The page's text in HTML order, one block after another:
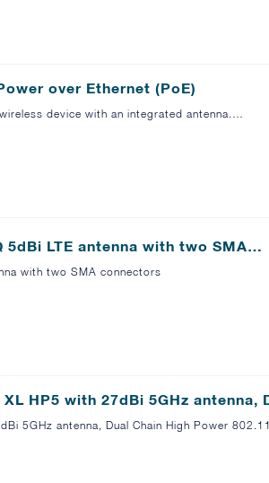
over Ethernet (PoE)
device with an integrated antenna.…
5dBi LTE antenna with two SMA…
with two SMA connectors
HP5 with 27dBi 5GHz antenna,
5GHz antenna, Dual Chain High Power